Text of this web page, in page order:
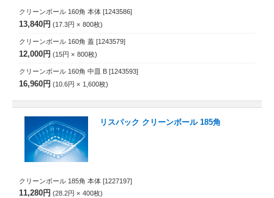
クリーンボール 160角 本体 [1243586]
13,840円 17.3円 800枚
クリーンボール 160角 蓋 [1243579]
12,000円 15円 800枚
クリーンボール 160角 中皿 B [1243593]
16,960円 10.6円 1,600枚
リスパック クリーンボール 185角
クリーンボール 185角 本体 [1227197]
11,280円 28.2円 400枚